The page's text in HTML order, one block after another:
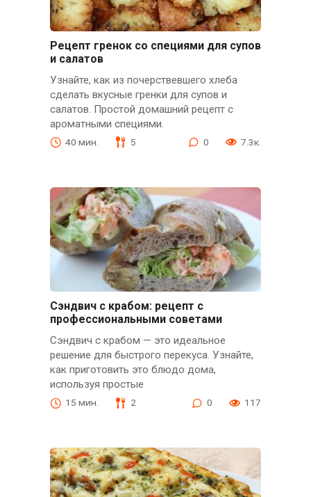
Рецепт гренок со специями для супов
и салатов
Узнайте, как из почерствевшего хлеба
сделать вкусные гренки для супов и
салатов. Простой домашний рецепт с
ароматными специями.
40 мин. 5 0 7.3к.
Сэндвич с крабом: рецепт с
профессиональными советами
Сэндвич с крабом — это идеальное
решение для быстрого перекуса. Узнайте,
как приготовить это блюдо дома,
используя простые
15 мин. 2 0 117